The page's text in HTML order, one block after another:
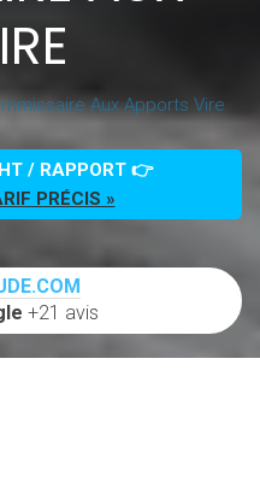
Aux Apports Vire
/ RAPPORT 👉
PRÉCIS »
+21 avis